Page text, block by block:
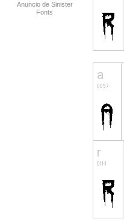
Anuncio de Sinister
Fonts